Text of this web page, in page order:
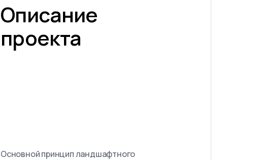
Описание
проекта
Основной принцип ландшафтного